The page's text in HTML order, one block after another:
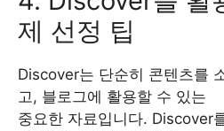
제 선정 팁
Discover는 단순히 콘텐츠를
고, 블로그에 활용할 수 있는
중요한 자료입니다. Discover